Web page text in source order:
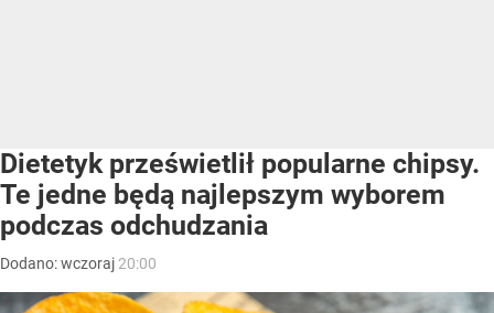
Dietetyk prześwietlił popularne chipsy.
Te jedne będą najlepszym wyborem
podczas odchudzania
Dodano:wczoraj 20:00